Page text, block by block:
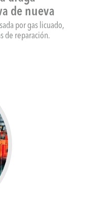
de nueva
por gas licuado,
de reparación.